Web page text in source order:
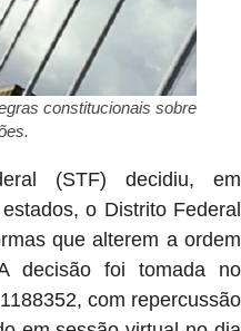
constitucionais sobre
(STF) decidiu, em
o Distrito Federal
que alterem a ordem
decisão foi tomada no
com repercussão